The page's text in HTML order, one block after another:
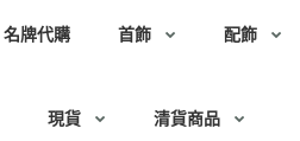
名牌代購 首飾 配飾
現貨 清貨商品